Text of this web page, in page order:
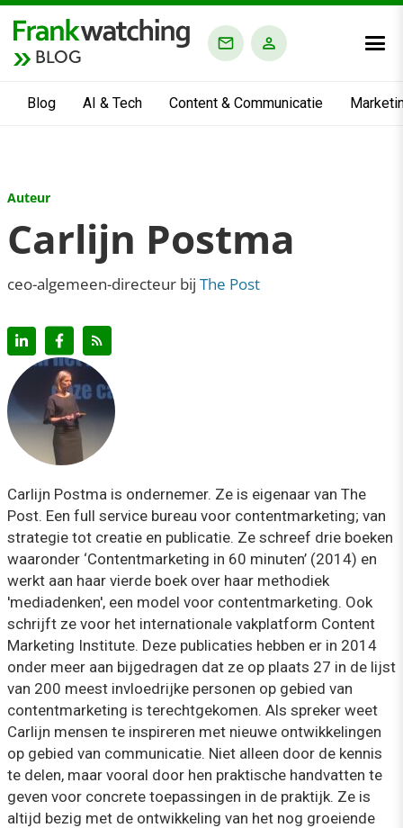
BLOG
Blog AI & Tech Content & Communicatie
Auteur
Carlijn Postma
ceo-algemeen-directeur bij The Post
Carlijn Postma is ondernemer. Ze is eigenaar van The
Post. Een full service bureau voor contentmarketing; van
strategie tot creatie en publicatie. Ze schreef drie boeken
waaronder ‘Contentmarketing in 60 minuten’ (2014) en
werkt aan haar vierde boek over haar methodiek
'mediadenken', een model voor contentmarketing. Ook
schrijft ze voor het internationale vakplatform Content
Marketing Institute. Deze publicaties hebben er in 2014
onder meer aan bijgedragen dat ze op plaats 27 in de lijst
van 200 meest invloedrijke personen op gebied van
contentmarketing is terechtgekomen. Als spreker weet
Carlijn mensen te inspireren met nieuwe ontwikkelingen
op gebied van communicatie. Niet alleen door de kennis
te delen, maar vooral door hen praktische handvatten te
geven voor concrete toepassingen in de praktijk. Ze is
altijd bezig met de ontwikkeling van het nog groeiende